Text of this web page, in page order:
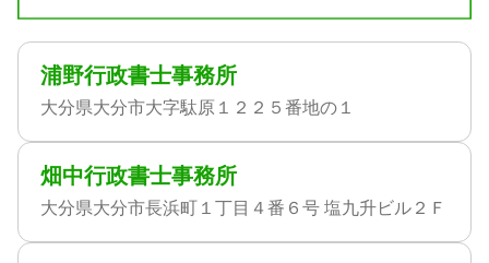
浦野行政書士事務所
大分県大分市大字駄原１２２５番地の１
畑中行政書士事務所
大分県大分市長浜町１丁目４番６号 塩九升ビル２Ｆ